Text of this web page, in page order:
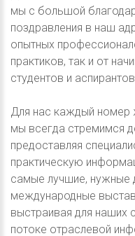
мы с большой
поздравления в наш
опытных
практиков, так и от
студентов и
Для нас каждый номер
мы всегда стремимся
предоставляя
практическую
самые лучшие, нужные
международные
выстраивая для наших
потоке отраслевой